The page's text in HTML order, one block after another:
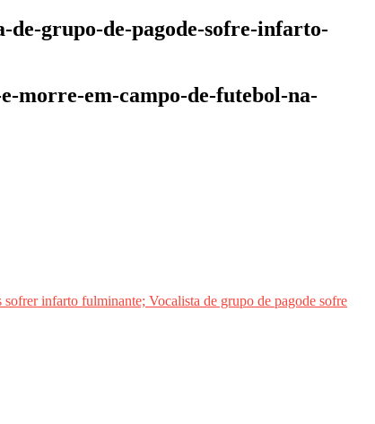
de-grupo-de-pagode-sofre-infarto-
morre-em-campo-de-futebol-na-
infarto fulminante; Vocalista de grupo de pagode sofre